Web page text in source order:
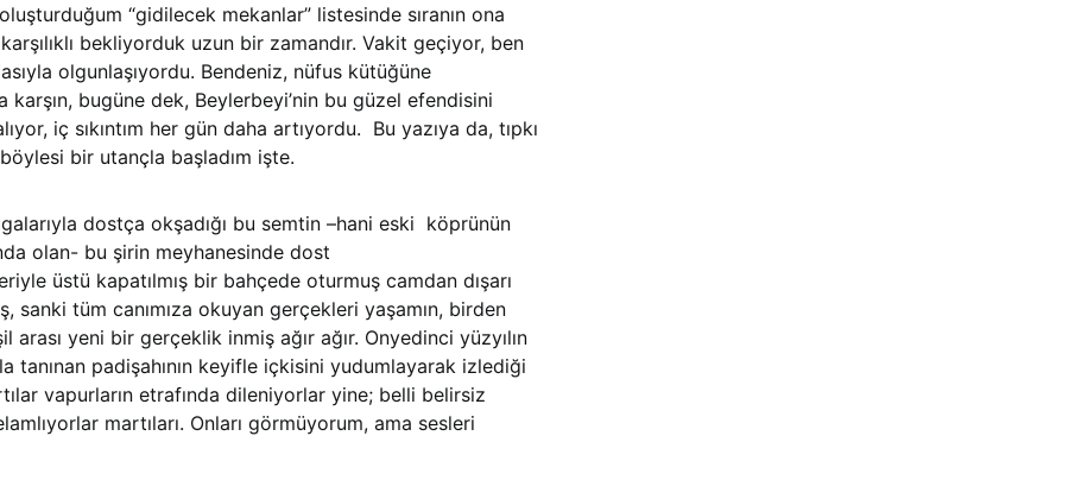
“gidilecek mekanlar” listesinde sıranın ona
bekliyorduk uzun bir zamandır. Vakit geçiyor, ben
olgunlaşıyordu. Bendeniz, nüfus kütüğüne
karşın, bugüne dek, Beylerbeyi’nin bu güzel efendisini
iç sıkıntım her gün daha artıyordu. Bu yazıya da, tıpkı
bir utançla başladım işte.
dostça okşadığı bu semtin –hani eski köprünün
olan- bu şirin meyhanesinde dost
üstü kapatılmış bir bahçede oturmuş camdan dışarı
sanki tüm canımıza okuyan gerçekleri yaşamın, birden
yeni bir gerçeklik inmiş ağır ağır. Onyedinci yüzyılın
tanınan padişahının keyifle içkisini yudumlayarak izlediği
vapurların etrafında dileniyorlar yine; belli belirsiz
martıları. Onları görmüyorum, ama sesleri